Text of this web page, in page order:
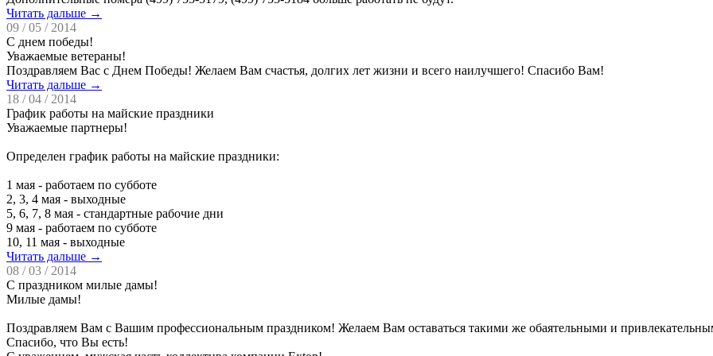
Читать дальше →
09 / 05 / 2014
С днем победы!
Уважаемые ветераны!
Поздравляем Вас с Днем Победы! Желаем Вам счастья, долгих лет жизни и всего наилучшего! Спасибо Вам!
Читать дальше →
18 / 04 / 2014
График работы на майские праздники
Уважаемые партнеры!
Определен график работы на майские праздники:
1 мая - работаем по субботе
2, 3, 4 мая - выходные
5, 6, 7, 8 мая - стандартные рабочие дни
9 мая - работаем по субботе
10, 11 мая - выходные
Читать дальше →
08 / 03 / 2014
С праздником милые дамы!
Милые дамы!
Поздравляем Вам с Вашим профессиональным праздником! Желаем Вам оставаться такими же обаятельными и
Спасибо, что Вы есть!